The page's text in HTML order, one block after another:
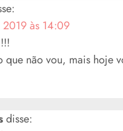
às 14:09
que não vou, mais hoje
disse: